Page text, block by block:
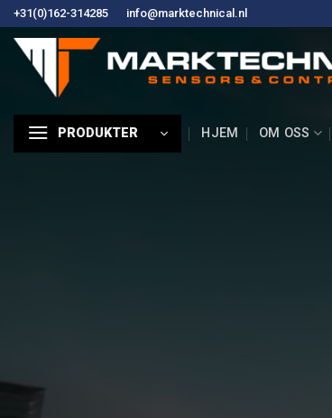
Hopp
til
innhold
+31(0)162-314285 info@marktechnical.nl
PRODUKTER HJEM OM OSS